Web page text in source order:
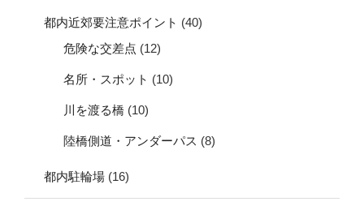
都内近郊要注意ポイント (40)
危険な交差点 (12)
名所・スポット (10)
川を渡る橋 (10)
陸橋側道・アンダーパス (8)
都内駐輪場 (16)